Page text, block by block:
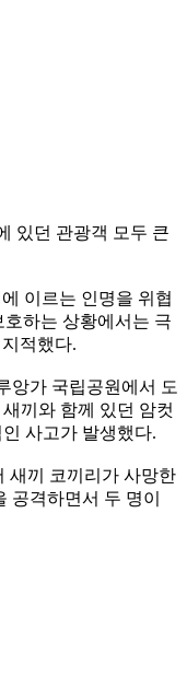
있던 관광객 모두 큰
이르는 인명을 위협
하는 상황에서는 극
적했다.
앙가 국립공원에서 도
끼와 함께 있던 암컷
사고가 발생했다.
새끼 코끼리가 사망한
공격하면서 두 명이